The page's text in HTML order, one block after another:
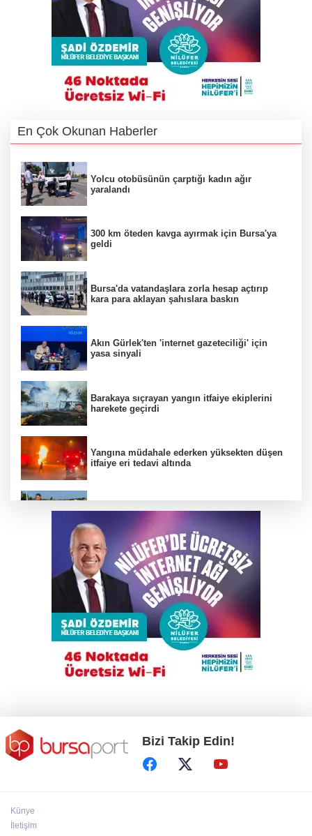
En Çok Okunan Haberler
Yolcu otobüsünün çarptığı kadın ağır
yaralandı
300 km öteden kavga ayırmak için Bursa'ya
geldi
Bursa'da vatandaşlara zorla hesap açtırıp
kara para aklayan şahıslara baskın
Akın Gürlek'ten 'internet gazeteciliği' için
yasa sinyali
Barakaya sıçrayan yangın itfaiye ekiplerini
harekete geçirdi
Yangına müdahale ederken yüksekten düşen
itfaiye eri tedavi altında
Büyükşehir’den İnegöl’e ulaşım hamlesi
Karacabey Belediyespor’dan 5 imza birden
TEKNOSAB KOBİ OSB tanıtıldı
Bakanlığa sahte diploma soruları: 419
usulsüz denklik, yanıt yok
Bizi Takip Edin!
Künye
İletişim